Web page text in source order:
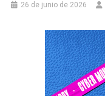
26 de junio de 2026